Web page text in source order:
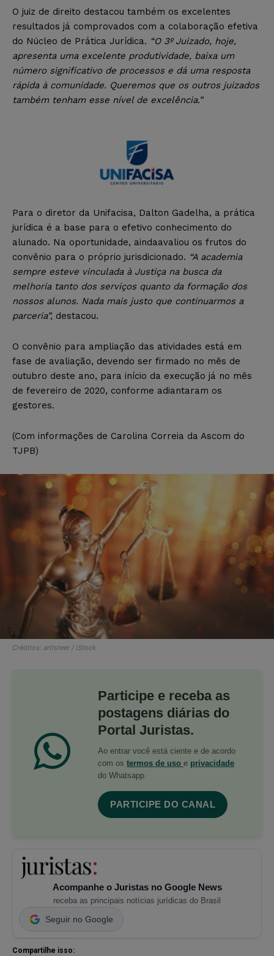
O juiz de direito destacou também os excelentes
resultados já comprovados com a colaboração efetiva
do Núcleo de Prática Jurídica. “O 3º Juizado, hoje,
apresenta uma excelente produtividade, baixa um
número significativo de processos e dá uma resposta
rápida à comunidade. Queremos que os outros juizados
também tenham esse nível de excelência.”
Para o diretor da Unifacisa, Dalton Gadelha, a prática
jurídica é a base para o efetivo conhecimento do
alunado. Na oportunidade, aindaavaliou os frutos do
convênio para o próprio jurisdicionado. “A academia
sempre esteve vinculada à Justiça na busca da
melhoria tanto dos serviços quanto da formação dos
nossos alunos. Nada mais justo que continuarmos a
parceria”, destacou.
O convênio para ampliação das atividades está em
fase de avaliação, devendo ser firmado no mês de
outubro deste ano, para início da execução já no mês
de fevereiro de 2020, conforme adiantaram os
gestores.
(Com informações de Carolina Correia da Ascom do
TJPB)
Créditos: artisteer / iStock
Participe e receba as
postagens diárias do
Portal Juristas.
Ao entrar você está ciente e de acordo
com os termos de uso e privacidade
do Whatsapp.
PARTICIPE DO CANAL
Acompanhe o Juristas no Google News
receba as principais notícias jurídicas do Brasil
Seguir no Google
Compartilhe isso: